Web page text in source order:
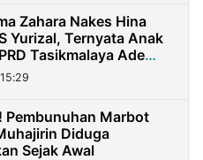
Zahara Nakes Hina
Yurizal, Ternyata Anak
Tasikmalaya Ade
Pembunuhan Marbot
Diduga
Sejak Awal